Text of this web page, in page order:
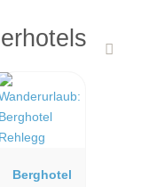
Berghotel